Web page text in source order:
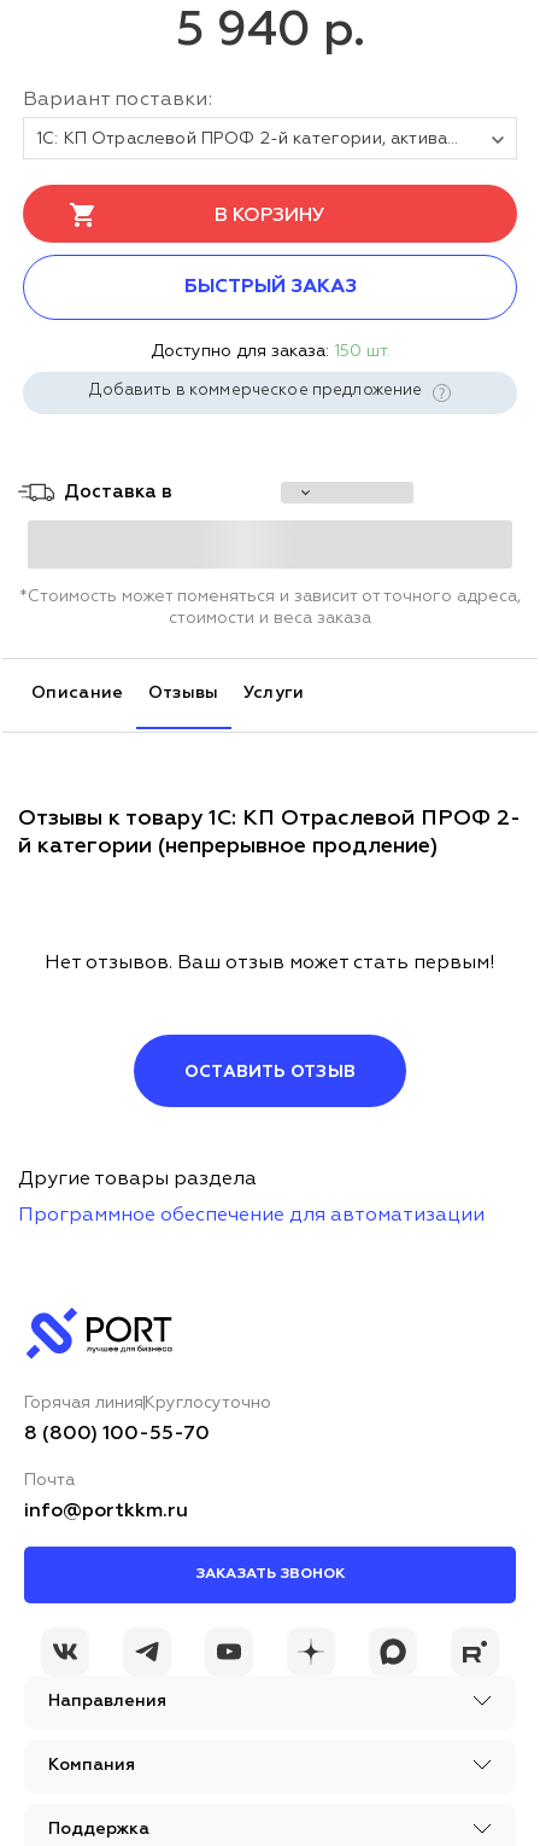
5 940 р.
Вариант поставки:
1С: КП Отраслевой ПРОФ 2-й категории, активация сопровождения на 1 месяц (продление). Электронная поставка
В КОРЗИНУ
БЫСТРЫЙ ЗАКАЗ
Доступно для заказа: 150 шт.
Добавить в коммерческое предложение
Доставка в
*Стоимость может поменяться и зависит от точного адреса,
стоимости и веса заказа
Описание Отзывы Услуги
Отзывы к товару 1С: КП Отраслевой ПРОФ 2-
й категории (непрерывное продление)
Нет отзывов. Ваш отзыв может стать первым!
ОСТАВИТЬ ОТЗЫВ
Другие товары раздела
Программное обеспечение для автоматизации
Направления
Компания
Поддержка
Горячая линия Круглосуточно
8 (800) 100-55-70
Почта
info@portkkm.ru
ЗАКАЗАТЬ ЗВОНОК